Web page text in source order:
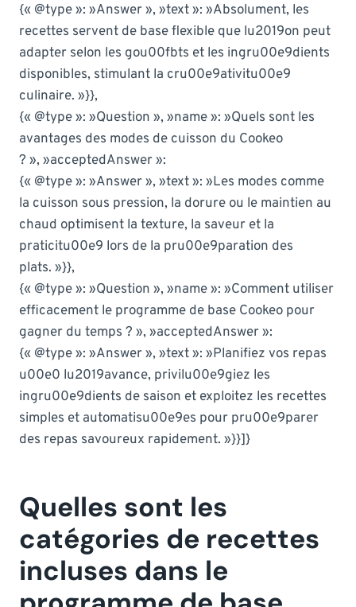
{« @type »: »Answer », »text »: »Absolument, les
recettes servent de base flexible que lu2019on peut
adapter selon les gou00fbts et les ingru00e9dients
disponibles, stimulant la cru00e9ativitu00e9
culinaire. »}},
{« @type »: »Question », »name »: »Quels sont les
avantages des modes de cuisson du Cookeo
? », »acceptedAnswer »:
{« @type »: »Answer », »text »: »Les modes comme
la cuisson sous pression, la dorure ou le maintien au
chaud optimisent la texture, la saveur et la
praticitu00e9 lors de la pru00e9paration des
plats. »}},
{« @type »: »Question », »name »: »Comment utiliser
efficacement le programme de base Cookeo pour
gagner du temps ? », »acceptedAnswer »:
{« @type »: »Answer », »text »: »Planifiez vos repas
u00e0 lu2019avance, privilu00e9giez les
ingru00e9dients de saison et exploitez les recettes
simples et automatisu00e9es pour pru00e9parer
des repas savoureux rapidement. »}}]}
Quelles sont les
catégories de recettes
incluses dans le